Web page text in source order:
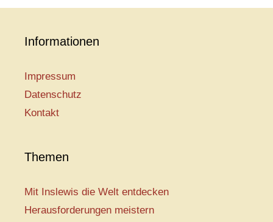
Informationen
Impressum
Datenschutz
Kontakt
Themen
Mit Inslewis die Welt entdecken
Herausforderungen meistern